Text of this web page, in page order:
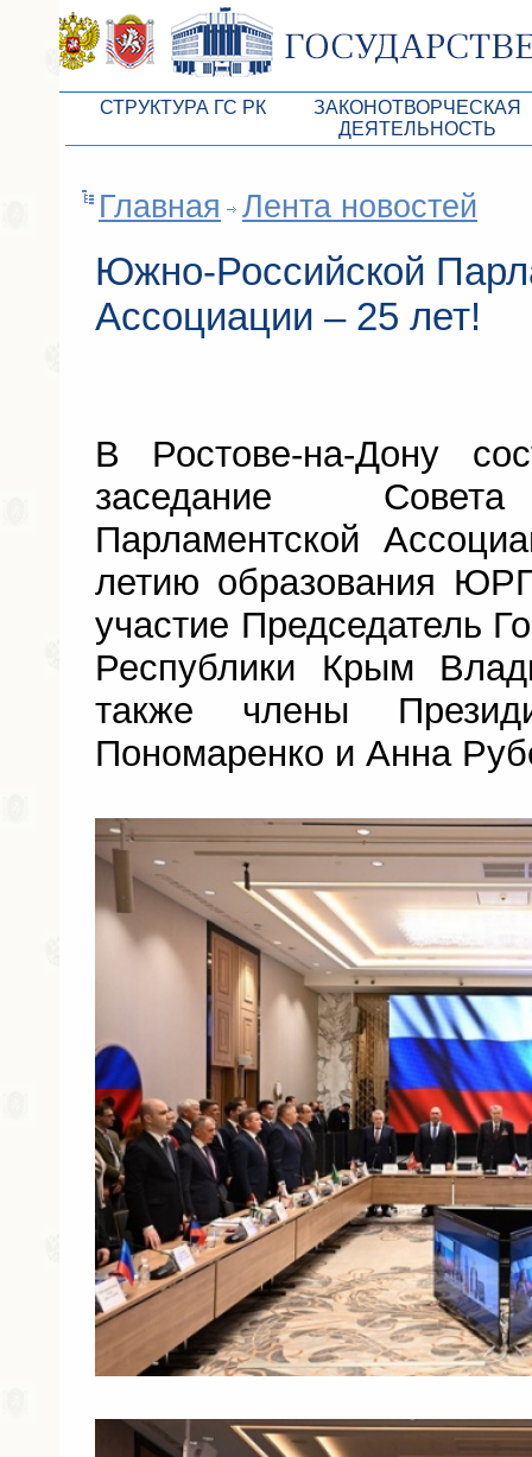
СТРУКТУРА ГС РК
Президиум ГС РК
Комитеты ГС РК
Депутатские фракции ГС РК
Управление делами ГС РК
Поиск депутата по округу
ЗАКОНОТВОРЧЕСКАЯ
ДЕЯТЕЛЬНОСТЬ
Бюджет Республики
Антикоррупционная
Независимая
Статистика
Главная Лента новостей
Южно-Российской
Ассоциации – 25 лет!
В Ростове-на-Дону
заседание
Парламентской
летию образования
участие Председатель
Республики Крым
также члены
Пономаренко и Анна